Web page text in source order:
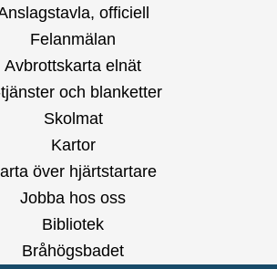
officiell
Felanmälan
Avbrottskarta elnät
och blanketter
Skolmat
Kartor
över hjärtstartare
Jobba hos oss
Bibliotek
Bråhögsbadet